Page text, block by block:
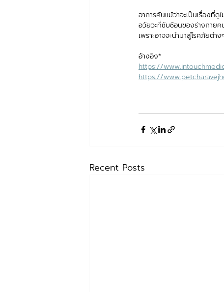
อาการคันแม้ว่าจะเป็นเรื่องที่
อวัยวะที่ซับซ้อนของร่างกาย
เพราะอาจจะนำมาสู่โรคภัยต่า
อ้างอิง*
https://
https://
Recent Posts